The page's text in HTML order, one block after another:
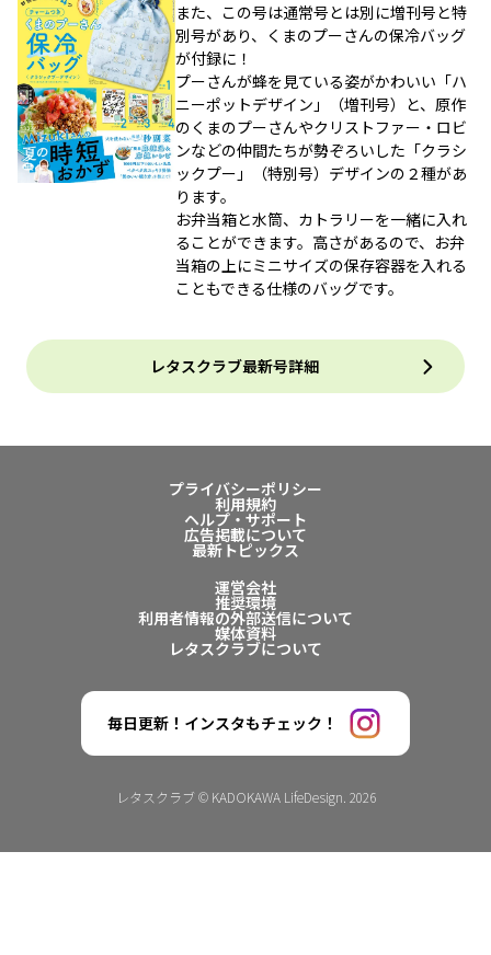
また、この号は通常号とは別に増刊号と特
別号があり、くまのプーさんの保冷バッグ
が付録に！
プーさんが蜂を見ている姿がかわいい「ハ
ニーポットデザイン」（増刊号）と、原作
のくまのプーさんやクリストファー・ロビ
ンなどの仲間たちが勢ぞろいした「クラシ
ックプー」（特別号）デザインの２種があ
ります。
お弁当箱と水筒、カトラリーを一緒に入れ
ることができます。高さがあるので、お弁
当箱の上にミニサイズの保存容器を入れる
こともできる仕様のバッグです。
レタスクラブ最新号詳細
プライバシーポリシー
利用規約
ヘルプ・サポート
広告掲載について
最新トピックス
運営会社
推奨環境
利用者情報の外部送信について
媒体資料
レタスクラブについて
毎日更新！インスタもチェック！
レタスクラブ © KADOKAWA LifeDesign. 2026